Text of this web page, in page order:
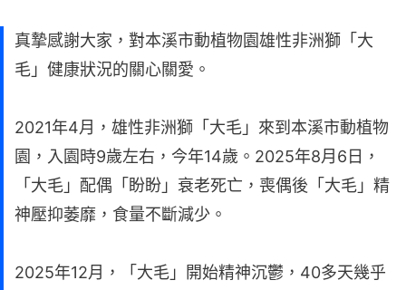
真摯感謝大家，對本溪市動植物園雄性非洲獅「大
毛」健康狀況的關心關愛。
2021年4月，雄性非洲獅「大毛」來到本溪市動植物
園，入園時9歲左右，今年14歲。2025年8月6日，
「大毛」配偶「盼盼」衰老死亡，喪偶後「大毛」精
神壓抑萎靡，食量不斷減少。
2025年12月，「大毛」開始精神沉鬱，40多天幾乎